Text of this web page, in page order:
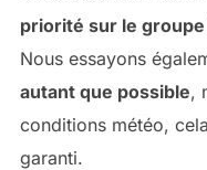
priorité sur le
Nous essayons
autant que possible,
conditions météo,
garanti.